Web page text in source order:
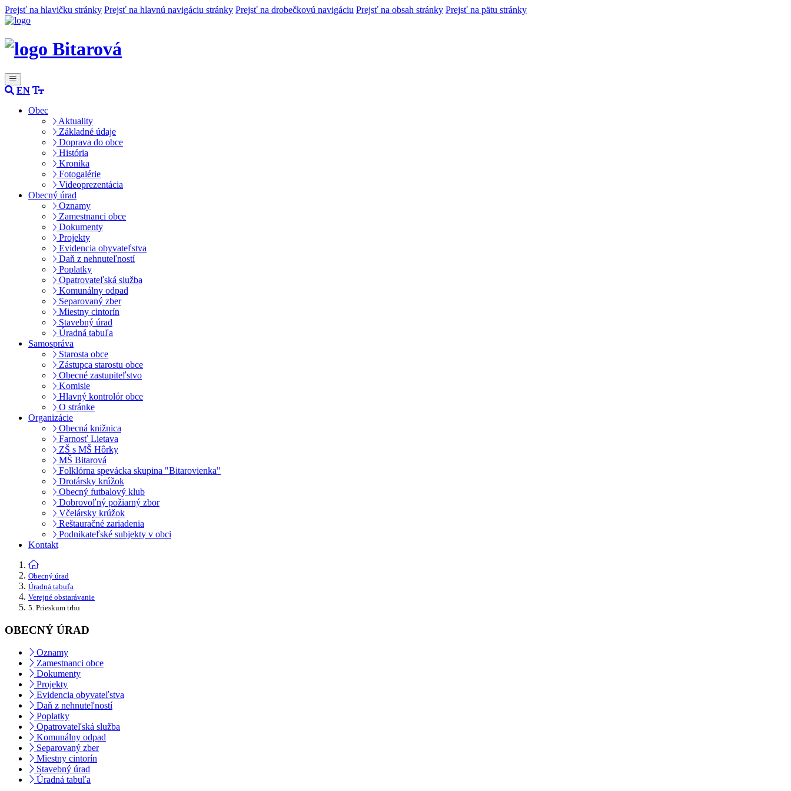
Prejsť na hlavičku stránky Prejsť na hlavnú navigáciu stránky Prejsť na drobečkovú navigáciu Prejsť na obsah stránky Prejsť na pätu stránky
Bitarová
EN
Obec
Aktuality
Základné údaje
Doprava do obce
História
Kronika
Fotogalérie
Videoprezentácia
Obecný úrad
Oznamy
Zamestnanci obce
Dokumenty
Projekty
Evidencia obyvateľstva
Daň z nehnuteľností
Poplatky
Opatrovateľská služba
Komunálny odpad
Separovaný zber
Miestny cintorín
Stavebný úrad
Úradná tabuľa
Samospráva
Starosta obce
Zástupca starostu obce
Obecné zastupiteľstvo
Komisie
Hlavný kontrolór obce
O stránke
Organizácie
Obecná knižnica
Farnosť Lietava
ZŠ s MŠ Hôrky
MŠ Bitarová
Folklórna spevácka skupina "Bitarovienka"
Drotársky krúžok
Obecný futbalový klub
Dobrovoľný požiarný zbor
Včelársky krúžok
Reštauračné zariadenia
Podnikateľské subjekty v obci
Kontakt
Obecný úrad
Úradná tabuľa
Verejné obstarávanie
5. Prieskum trhu
OBECNÝ ÚRAD
Oznamy
Zamestnanci obce
Dokumenty
Projekty
Evidencia obyvateľstva
Daň z nehnuteľností
Poplatky
Opatrovateľská služba
Komunálny odpad
Separovaný zber
Miestny cintorín
Stavebný úrad
Úradná tabuľa